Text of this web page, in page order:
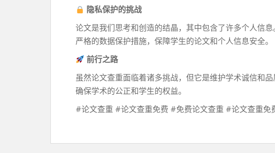
隐私保护的挑战
论文是我们思考和创造的结晶，其中包含了许多个人信
严格的数据保护措施，保障学生的论文和个人信息安全。
前行之路
虽然论文查重面临着诸多挑战，但它是维护学术诚信和
确保学术的公正和学生的权益。
#论文查重 #论文查重免费 #免费论文查重 #论文查重